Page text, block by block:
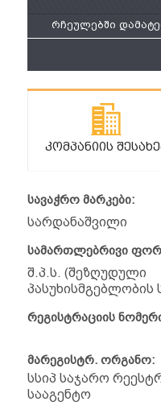
რჩეულებში
Კომპანიის
სავაჭრო მარკები:
სარდანაშვილი
სამართლებრივი
შ.პ.ს. (შეზღუდული
პასუხისმგებლობის
რეგისტრაციის
მარეგისტრ. ორგანო:
სსიპ საჯარო
სააგენტო